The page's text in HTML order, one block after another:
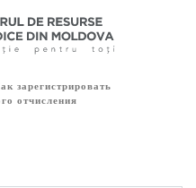
зарегистрировать
отчисления